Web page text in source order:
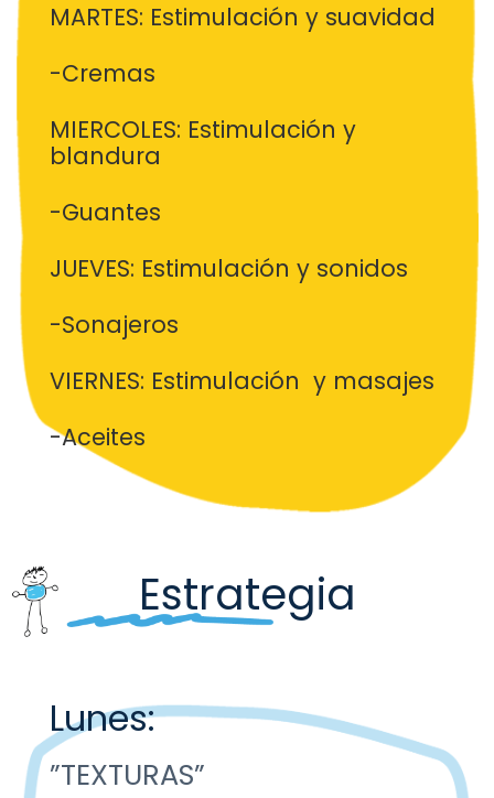
MARTES: Estimulación y suavidad
-Cremas
MIERCOLES: Estimulación y
blandura
-Guantes
JUEVES: Estimulación y sonidos
-Sonajeros
VIERNES: Estimulación y masajes
-Aceites
Estrategia
Lunes:
”TEXTURAS”